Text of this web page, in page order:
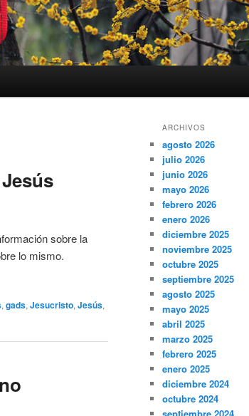
sobre la
lo mismo.
, gads, Jesucristo, Jesús,
ARCHIVOS
agosto 2026
julio 2026
junio 2026
mayo 2026
febrero 2026
enero 2026
diciembre 2025
noviembre 2025
octubre 2025
septiembre 2025
agosto 2025
mayo 2025
abril 2025
marzo 2025
febrero 2025
enero 2025
diciembre 2024
octubre 2024